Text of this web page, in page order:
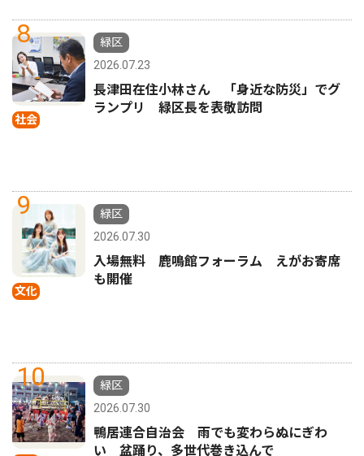
8
社会
緑区
2026.07.23
長津田在住小林さん 「身近な防災」でグ
ランプリ 緑区長を表敬訪問
9
文化
緑区
2026.07.30
入場無料 鹿鳴館フォーラム えがお寄席
も開催
10
緑区
2026.07.30
鴨居連合自治会 雨でも変わらぬにぎわ
い 盆踊り、多世代巻き込んで